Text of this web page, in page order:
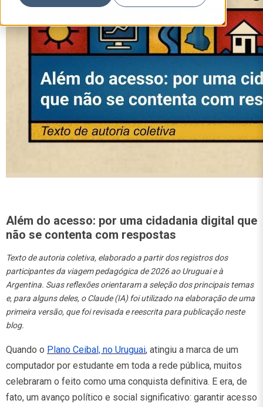
Além do acesso: por uma cidadania digital que
não se contenta com respostas
Texto de autoria coletiva, elaborado a partir dos registros dos
participantes da viagem pedagógica de 2026 ao Uruguai e à
Argentina. Suas reflexões orientaram a seleção dos principais temas
e, para alguns deles, o Claude (IA) foi utilizado na elaboração de uma
primeira versão, que foi revisada e reescrita para publicação neste
blog.
Quando o Plano Ceibal, no Uruguai, atingiu a marca de um
computador por estudante em toda a rede pública, muitos
celebraram o feito como uma conquista definitiva. E era, de
fato, um avanço político e social significativo: garantir acesso